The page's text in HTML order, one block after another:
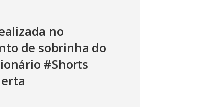
no
de sobrinha do
#Shorts